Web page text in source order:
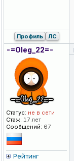
Профиль ЛС
-=Oleg_22=-
Статус: не в сети
Стаж: 17 лет
Сообщений: 67
Рейтинг